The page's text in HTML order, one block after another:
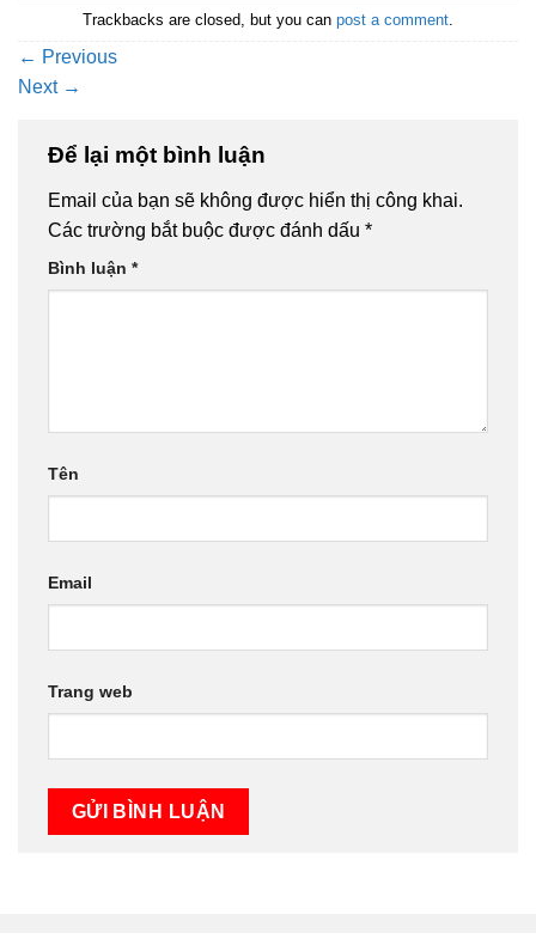
Trackbacks are closed, but you can post a comment
← Previous
Next →
Để lại một bình luận
Email của bạn sẽ không được hiển thị công khai.
Các trường bắt buộc được đánh dấu *
Bình luận *
Tên
Email
Trang web